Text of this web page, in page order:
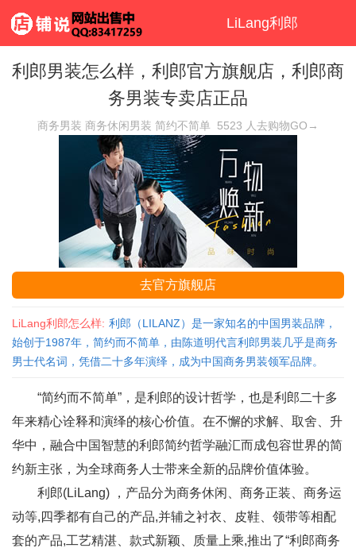
LiLang利郎
利郎男装怎么样，利郎官方旗舰店，利郎商
务男装专卖店正品
商务男装 商务休闲男装 简约不简单 5523 人去购物GO→
去官方旗舰店
LiLang利郎怎么样: 利郎（LILANZ）是一家知名的中国男装品牌，
始创于1987年，简约而不简单，由陈道明代言利郎男装几乎是商务
男士代名词，凭借二十多年演绎，成为中国商务男装领军品牌。
“简约而不简单”，是利郎的设计哲学，也是利郎二十多
年来精心诠释和演绎的核心价值。在不懈的求解、取舍、升
华中，融合中国智慧的利郎简约哲学融汇而成包容世界的简
约新主张，为全球商务人士带来全新的品牌价值体验。
利郎(LiLang) ，产品分为商务休闲、商务正装、商务运
动等,四季都有自己的产品,并辅之衬衣、皮鞋、领带等相配
套的产品,工艺精湛、款式新颖、质量上乘,推出了“利郎商务